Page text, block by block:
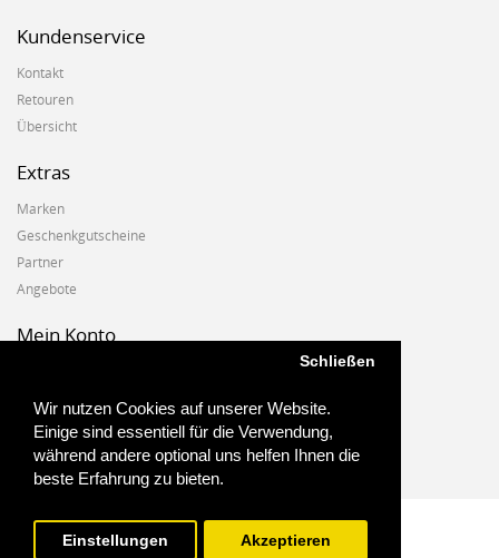
Wir nutzen Cookies auf unserer Website.
Einige sind essentiell für die Verwendung,
während andere optional uns helfen Ihnen die
beste Erfahrung zu bieten.
Schließen
Einstellungen Akzeptieren
Kundenservice
Kontakt
Retouren
Übersicht
Extras
Marken
Geschenkgutscheine
Partner
Angebote
Mein Konto
Auftragshistorie
Wunschzettel
Newsletter
Biostoffe.at - 2025